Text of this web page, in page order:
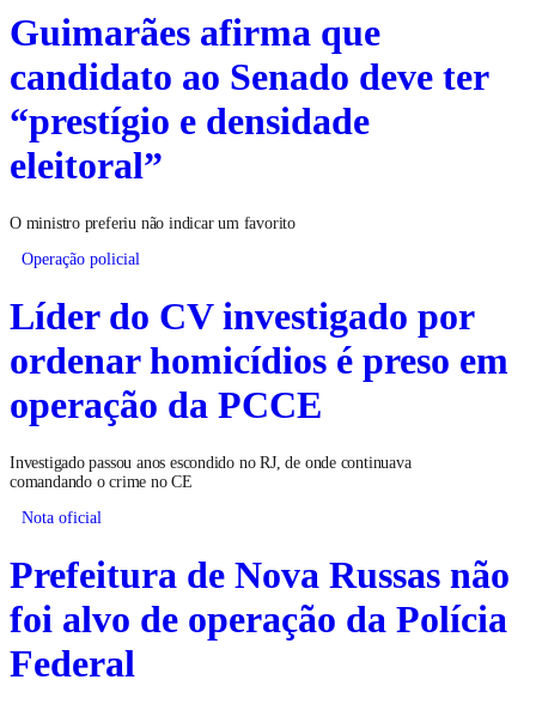
Guimarães afirma que
candidato ao Senado deve ter
“prestígio e densidade
eleitoral”
O ministro preferiu não indicar um favorito
Operação policial
Líder do CV investigado por
ordenar homicídios é preso em
operação da PCCE
Investigado passou anos escondido no RJ, de onde continuava
comandando o crime no CE
Nota oficial
Prefeitura de Nova Russas não
foi alvo de operação da Polícia
Federal